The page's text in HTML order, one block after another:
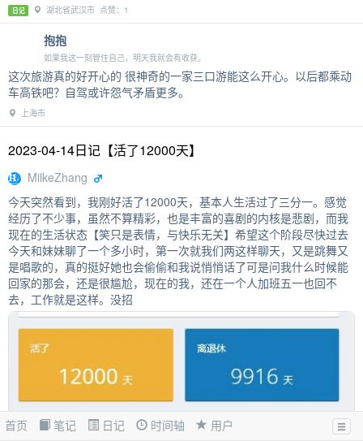
首页 笔记 日记 时间轴 用户
日记 湖北省武汉市 点赞：1
抱抱
如果我这一刻管住自己，明天我就会有收获。
这次旅游真的好开心的 很神奇的一家三口游能这么开心。以后都乘动
车高铁吧？自驾或许怨气矛盾更多。
上海市
2023-04-14日记【活了12000天】
MilkeZhang
今天突然看到，我刚好活了12000天，基本人生活过了三分一。感觉
经历了不少事，虽然不算精彩，也是丰富的喜剧的内核是悲剧，而我
现在的生活状态【笑只是表情，与快乐无关】希望这个阶段尽快过去
今天和妹妹聊了一个多小时，第一次就我们两这样聊天，又是跳舞又
是唱歌的，真的挺好她也会偷偷和我说悄悄话了可是问我什么时候能
回家的那会，还是很尴尬，现在的我，还在一个人加班五一也回不
去，工作就是这样。没招
点赞：6 留言：3